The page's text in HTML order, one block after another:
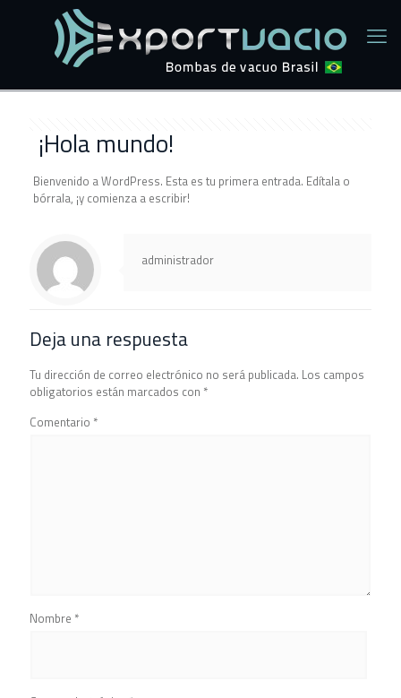
¡Hola mundo!
Bienvenido a WordPress. Esta es tu primera entrada. Edítala o
bórrala, ¡y comienza a escribir!
administrador
Deja una respuesta
Tu dirección de correo electrónico no será publicada. Los campos
obligatorios están marcados con *
Comentario *
Nombre *